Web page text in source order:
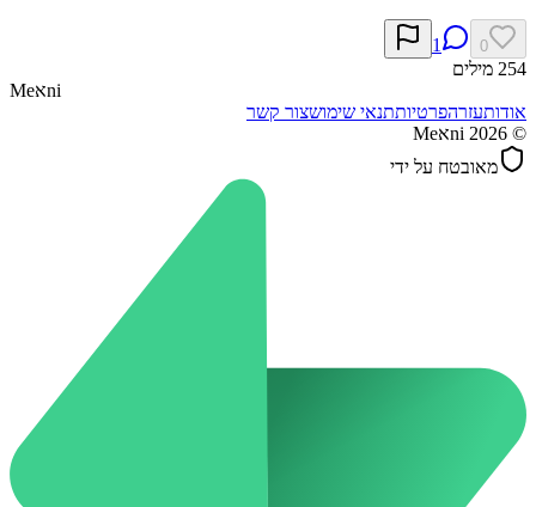
0
1
254 מילים
Meאni
אודותעזרהפרטיותתנאי שימושצור קשר
©
2026 Meאni
מאובטח על ידי